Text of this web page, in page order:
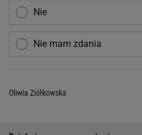
Nie
Nie mam zdania
Oliwia Ziółkowska